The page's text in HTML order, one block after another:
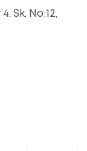
Sk. No:12,